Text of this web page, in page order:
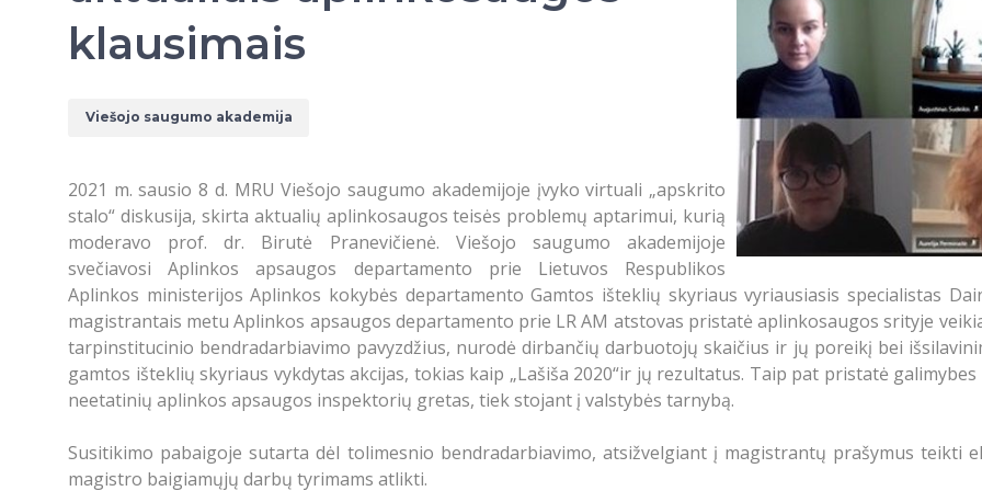
klausimais
Viešojo saugumo akademija
2021 m. sausio 8 d. MRU Viešojo saugumo akademijoje įvyko virtuali „apskrito
stalo“ diskusija, skirta aktualių aplinkosaugos teisės problemų aptarimui, kurią
moderavo prof. dr. Birutė Pranevičienė. Viešojo saugumo akademijoje
svečiavosi Aplinkos apsaugos departamento prie Lietuvos Respublikos
Aplinkos ministerijos Aplinkos kokybės departamento Gamtos išteklių skyriaus vyriausiasis specialistas
magistrantais metu Aplinkos apsaugos departamento prie LR AM atstovas pristatė aplinkosaugos srityje
tarpinstitucinio bendradarbiavimo pavyzdžius, nurodė dirbančių darbuotojų skaičius ir jų poreikį bei
gamtos išteklių skyriaus vykdytas akcijas, tokias kaip „Lašiša 2020“ir jų rezultatus. Taip pat pristatė
neetatinių aplinkos apsaugos inspektorių gretas, tiek stojant į valstybės tarnybą.
Susitikimo pabaigoje sutarta dėl tolimesnio bendradarbiavimo, atsižvelgiant į magistrantų prašymus teikti
magistro baigiamųjų darbų tyrimams atlikti.